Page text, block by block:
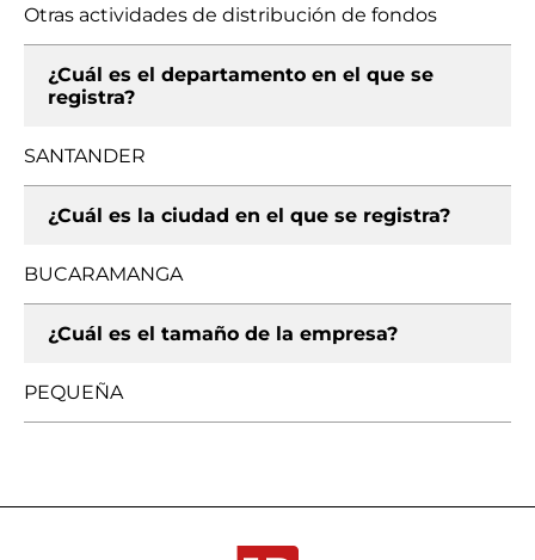
Otras actividades de distribución de fondos
¿Cuál es el departamento en el que se
registra?
SANTANDER
¿Cuál es la ciudad en el que se registra?
BUCARAMANGA
¿Cuál es el tamaño de la empresa?
PEQUEÑA